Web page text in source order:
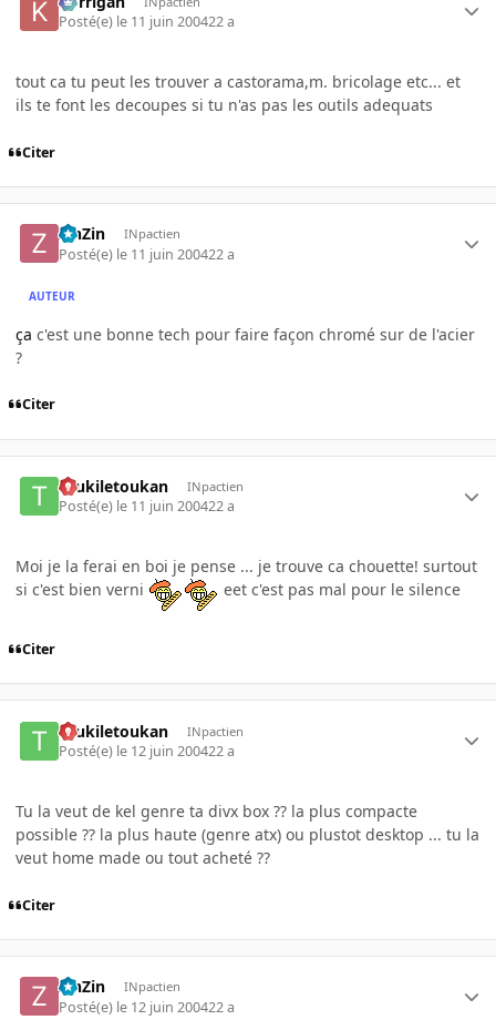
Posté(e) le 11 juin 200422 a
tout ca tu peut les trouver a castorama,m. bricolage etc... et
ils te font les decoupes si tu n'as pas les outils adequats
Citer
ZinZin INpactien
Posté(e) le 11 juin 200422 a
AUTEUR
ça c'est une bonne tech pour faire façon chromé sur de l'acier
?
Citer
toukiletoukan INpactien
Posté(e) le 11 juin 200422 a
Moi je la ferai en boi je pense ... je trouve ca chouette! surtout
si c'est bien verni
eet c'est pas mal pour le silence
Citer
toukiletoukan INpactien
Posté(e) le 12 juin 200422 a
Tu la veut de kel genre ta divx box ?? la plus compacte
possible ?? la plus haute (genre atx) ou plustot desktop ... tu la
veut home made ou tout acheté ??
Citer
ZinZin INpactien
Posté(e) le 12 juin 200422 a